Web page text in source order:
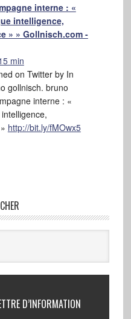
interne : «
intelligence,
» » Gollnisch.com -
min
on Twitter by In
gollnisch. bruno
interne : «
http://bit.ly/fMOwx5
D’INFORMATION